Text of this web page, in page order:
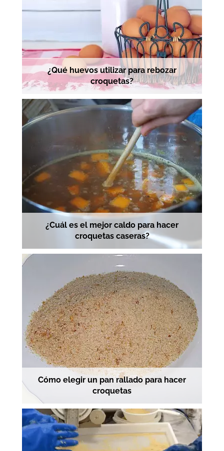
¿Qué huevos utilizar para rebozar
croquetas?
¿Cuál es el mejor caldo para hacer
croquetas caseras?
Cómo elegir un pan rallado para hacer
croquetas